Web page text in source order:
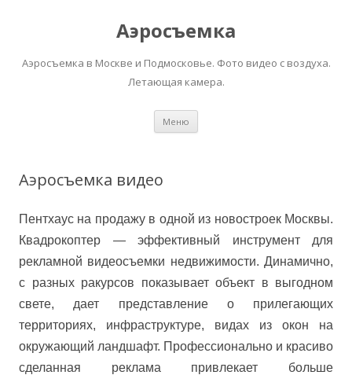
Аэросъемка
Аэросъемка в Москве и Подмосковье. Фото видео с воздуха.
Летающая камера.
Меню
Аэросъемка видео
Пентхаус на продажу в одной из новостроек Москвы.
Квадрокоптер — эффективный инструмент для
рекламной видеосъемки недвижимости. Динамично,
с разных ракурсов показывает объект в выгодном
свете, дает представление о прилегающих
территориях, инфраструктуре, видах из окон на
окружающий ландшафт. Профессионально и красиво
сделанная реклама привлекает больше